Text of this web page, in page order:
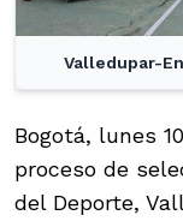
Valledupar-
Bogotá, lunes
proceso de
del Deporte,